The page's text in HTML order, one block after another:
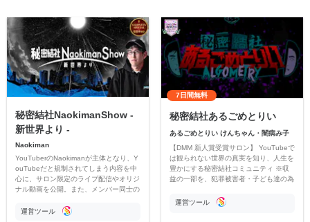
秘密結社NaokimanShow -
新世界より -
Naokiman
YouTuberのNaokimanが主体となり、Y
ouTubeだと規制されてしまう内容を中
心に、サロン限定のライブ配信やオリジ
ナル動画を公開。また、メンバー同士の
ただいています。
運営ツール
7日間無料
秘密結社あるごめとりい
あるごめとりい けんちゃん・闇病み子
【DMM 新人賞受賞サロン】 YouTubeで
は観られない世界の真実を知り、人生を
豊かにする秘密結社コミュニティ ※収
益の一部を、犯罪被害者・子ども達の為
す運営ツール